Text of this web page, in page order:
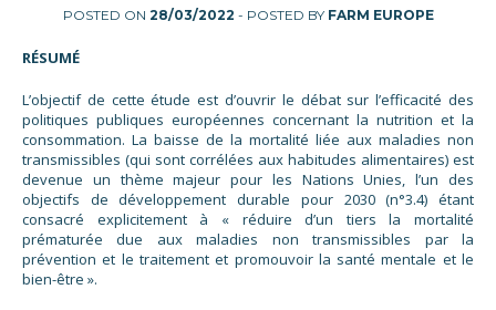
POSTED ON 28/03/2022 - POSTED BY FARM EUROPE
RÉSUMÉ
L’objectif de cette étude est d’ouvrir le débat sur l’efficacité des
politiques publiques européennes concernant la nutrition et la
consommation. La baisse de la mortalité liée aux maladies non
transmissibles (qui sont corrélées aux habitudes alimentaires) est
devenue un thème majeur pour les Nations Unies, l’un des
objectifs de développement durable pour 2030 (n°3.4) étant
consacré explicitement à « réduire d’un tiers la mortalité
prématurée due aux maladies non transmissibles par la
prévention et le traitement et promouvoir la santé mentale et le
bien-être ».